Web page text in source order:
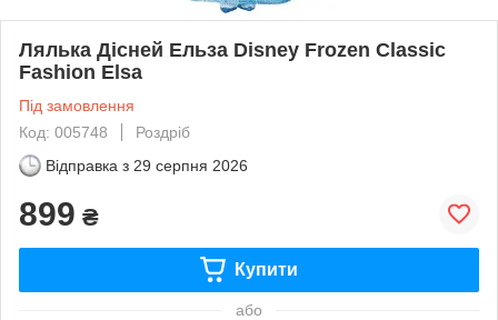
Лялька Дісней Ельза Disney Frozen Classic
Fashion Elsa
Під замовлення
Код: 005748
Роздріб
Відправка з 29 серпня 2026
899 ₴
Купити
або